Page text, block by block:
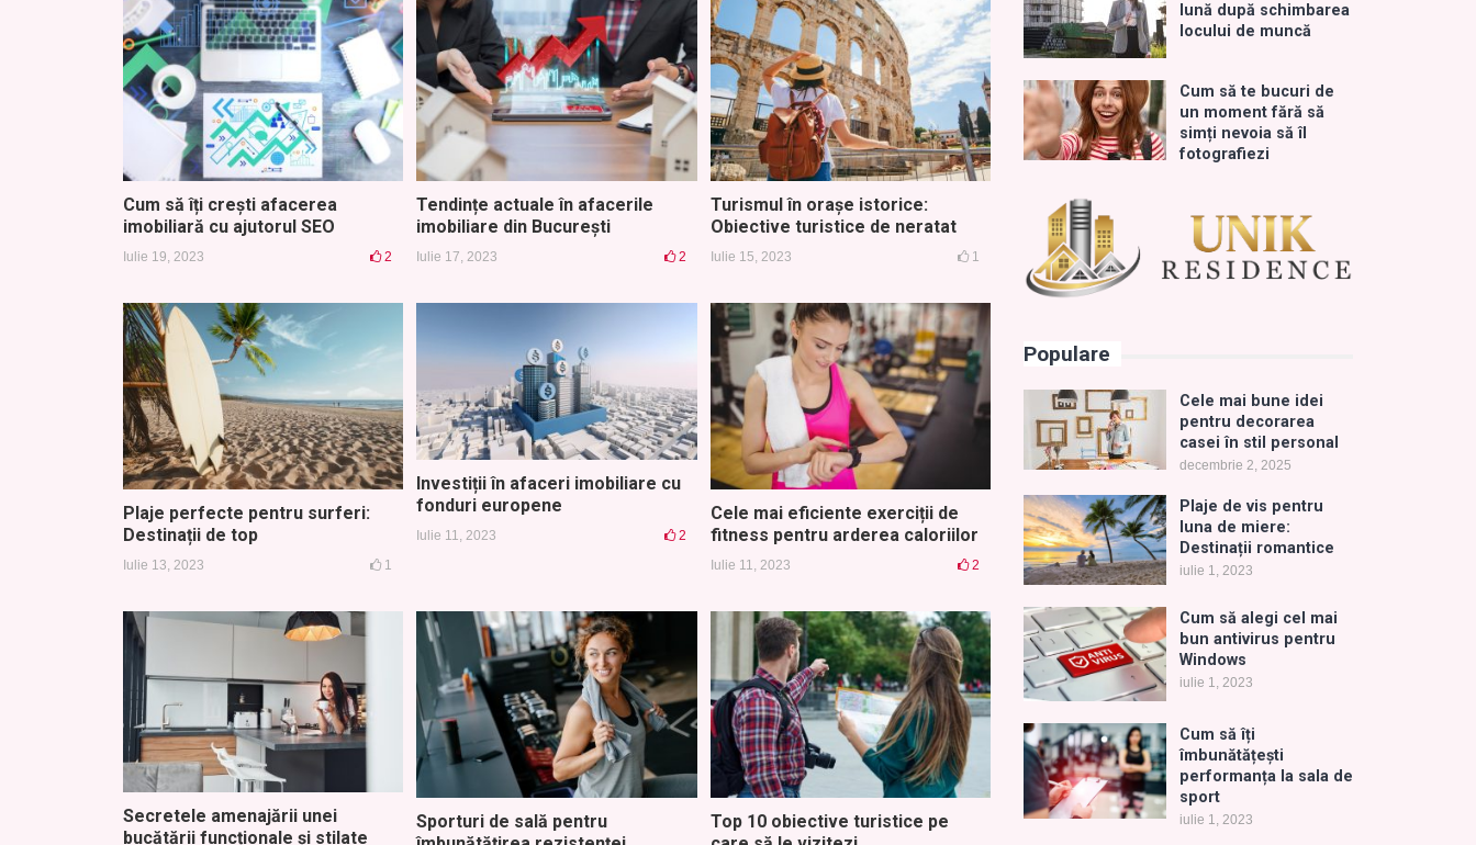
Cum să îți crești afacerea
imobiliară cu ajutorul SEO
Iulie 19, 2023 2
Tendințe actuale în afacerile
imobiliare din București
Iulie 17, 2023 2
Turismul în orașe istorice:
Obiective turistice de neratat
Iulie 15, 2023 1
Plaje perfecte pentru surferi:
Destinații de top
Iulie 13, 2023 1
Investiții în afaceri imobiliare cu
fonduri europene
Iulie 11, 2023 2
Cele mai eficiente exerciții de
fitness pentru arderea caloriilor
Iulie 11, 2023 2
Secretele amenajării unei
bucătării funcționale și stilate
Sporturi de sală pentru
Top 10 obiective turistice pe
lună după schimbarea
locului de muncă
Cum să te bucuri de
un moment fără să
simți nevoia să îl
fotografiezi
Populare
Cele mai bune idei
pentru decorarea
casei în stil personal
decembrie 2, 2025
Plaje de vis pentru
luna de miere:
Destinații romantice
iulie 1, 2023
Cum să alegi cel mai
bun antivirus pentru
Windows
iulie 1, 2023
Cum să îți
îmbunătățești
performanța la sala de
sport
iulie 1, 2023